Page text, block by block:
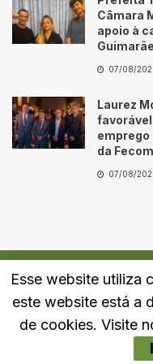
Câmara
apoio à
07/08/
Laurez
emprego
da
07/08/
Quem Somos Fale
Esse website utiliza
este website está a
de cookies. Visite